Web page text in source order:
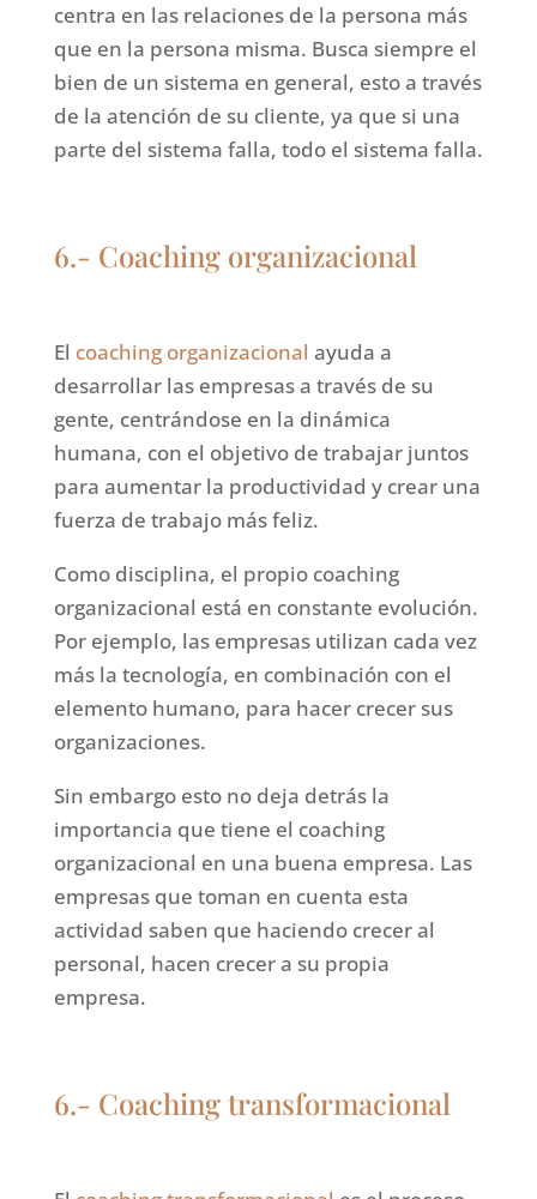
centra en las relaciones de la persona más
que en la persona misma. Busca siempre el
bien de un sistema en general, esto a través
de la atención de su cliente, ya que si una
parte del sistema falla, todo el sistema falla.
6.- Coaching organizacional
El coaching organizacional ayuda a
desarrollar las empresas a través de su
gente, centrándose en la dinámica
humana, con el objetivo de trabajar juntos
para aumentar la productividad y crear una
fuerza de trabajo más feliz.
Como disciplina, el propio coaching
organizacional está en constante evolución.
Por ejemplo, las empresas utilizan cada vez
más la tecnología, en combinación con el
elemento humano, para hacer crecer sus
organizaciones.
Sin embargo esto no deja detrás la
importancia que tiene el coaching
organizacional en una buena empresa. Las
empresas que toman en cuenta esta
actividad saben que haciendo crecer al
personal, hacen crecer a su propia
empresa.
6.- Coaching transformacional